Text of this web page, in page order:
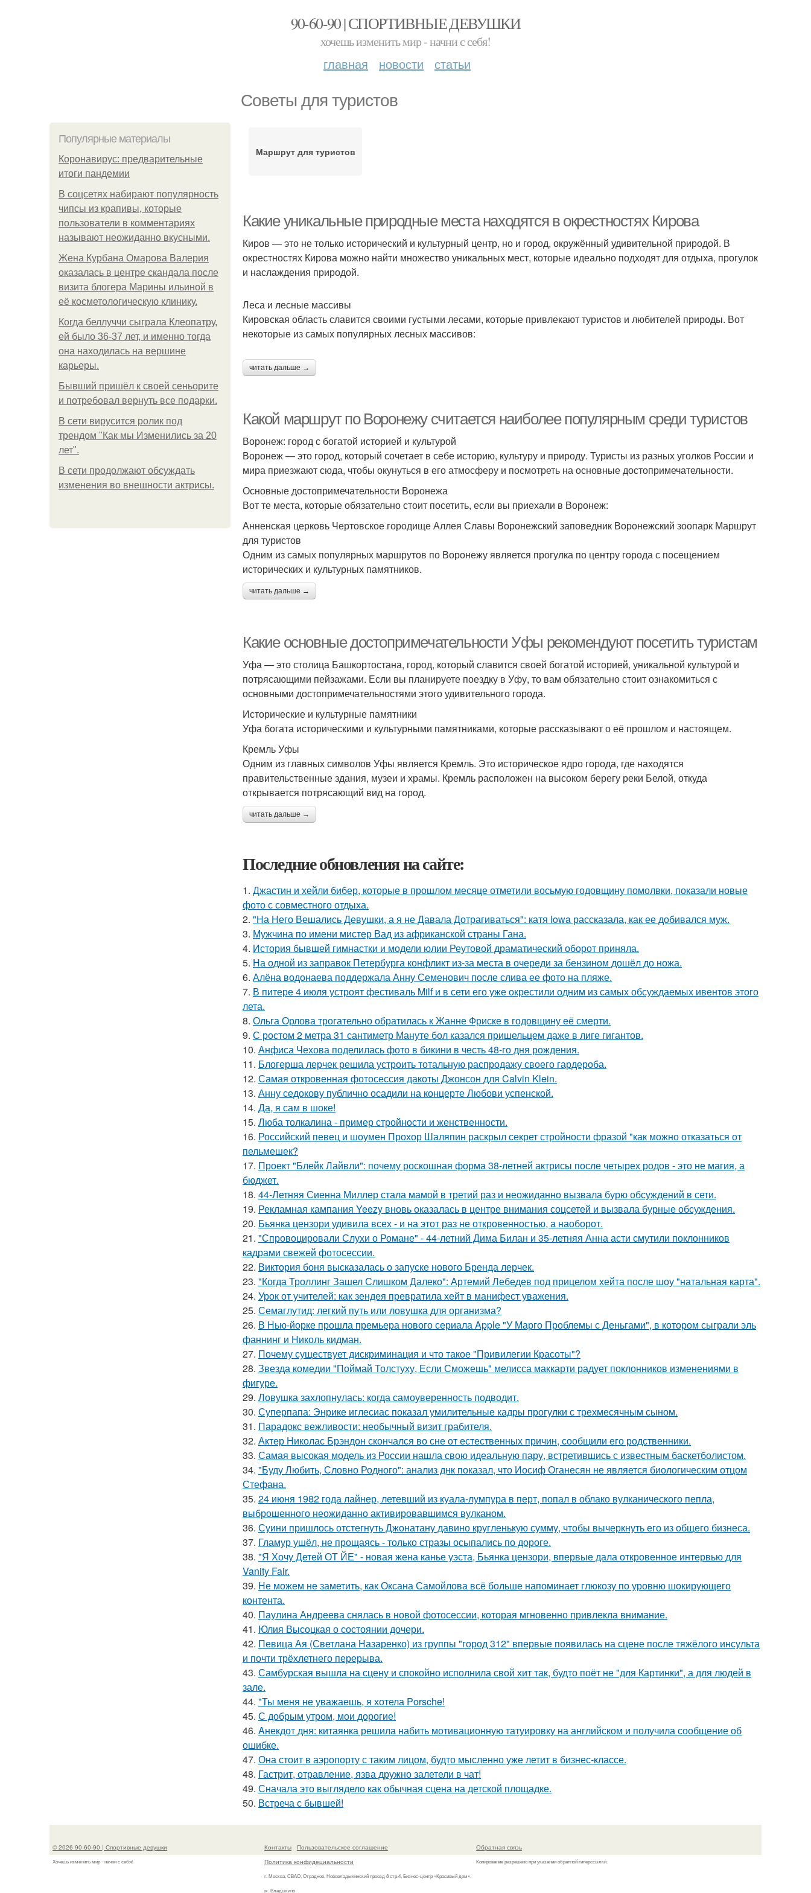
90-60-90 | СПОРТИВНЫЕ ДЕВУШКИ
хочешь изменить мир - начни с себя!
главная новости статьи
Советы для туристов
Популярные материалы
Коронавирус: предварительные
итоги пандемии
В соцсетях набирают популярность
чипсы из крапивы, которые
пользователи в комментариях
называют неожиданно вкусными.
Жена Курбана Омарова Валерия
оказалась в центре скандала после
визита блогера Марины ильиной в
её косметологическую клинику.
Когда беллуччи сыграла Клеопатру,
ей было 36-37 лет, и именно тогда
она находилась на вершине
карьеры.
Бывший пришёл к своей сеньорите
и потребовал вернуть все подарки.
В сети вирусится ролик под
трендом "Как мы Изменились за 20
лет".
В сети продолжают обсуждать
изменения во внешности актрисы.
Маршрут для туристов
Какие уникальные природные места находятся в окрестностях Кирова
Киров — это не только исторический и культурный центр, но и город, окружённый удивительной природой. В
окрестностях Кирова можно найти множество уникальных мест, которые идеально подходят для отдыха, прогулок
и наслаждения природой.
Леса и лесные массивы
Кировская область славится своими густыми лесами, которые привлекают туристов и любителей природы. Вот
некоторые из самых популярных лесных массивов:
читать дальше →
Какой маршрут по Воронежу считается наиболее популярным среди туристов
Воронеж: город с богатой историей и культурой
Воронеж — это город, который сочетает в себе историю, культуру и природу. Туристы из разных уголков России и
мира приезжают сюда, чтобы окунуться в его атмосферу и посмотреть на основные достопримечательности.
Основные достопримечательности Воронежа
Вот те места, которые обязательно стоит посетить, если вы приехали в Воронеж:
Анненская церковь Чертовское городище Аллея Славы Воронежский заповедник Воронежский зоопарк Маршрут
для туристов
Одним из самых популярных маршрутов по Воронежу является прогулка по центру города с посещением
исторических и культурных памятников.
читать дальше →
Какие основные достопримечательности Уфы рекомендуют посетить туристам
Уфа — это столица Башкортостана, город, который славится своей богатой историей, уникальной культурой и
потрясающими пейзажами. Если вы планируете поездку в Уфу, то вам обязательно стоит ознакомиться с
основными достопримечательностями этого удивительного города.
Исторические и культурные памятники
Уфа богата историческими и культурными памятниками, которые рассказывают о её прошлом и настоящем.
Кремль Уфы
Одним из главных символов Уфы является Кремль. Это историческое ядро города, где находятся
правительственные здания, музеи и храмы. Кремль расположен на высоком берегу реки Белой, откуда
открывается потрясающий вид на город.
читать дальше →
Последние обновления на сайте:
1. Джастин и хейли бибер, которые в прошлом месяце отметили восьмую годовщину помолвки, показали новые
фото с совместного отдыха.
2. "На Него Вешались Девушки, а я не Давала Дотрагиваться": катя Iowa рассказала, как ее добивался муж.
3. Мужчина по имени мистер Вад из африканской страны Гана.
4. История бывшей гимнастки и модели юлии Реутовой драматический оборот приняла.
5. На одной из заправок Петербурга конфликт из-за места в очереди за бензином дошёл до ножа.
6. Алёна водонаева поддержала Анну Семенович после слива ее фото на пляже.
7. В питере 4 июля устроят фестиваль Milf и в сети его уже окрестили одним из самых обсуждаемых ивентов этого
лета.
8. Ольга Орлова трогательно обратилась к Жанне Фриске в годовщину её смерти.
9. С ростом 2 метра 31 сантиметр Мануте бол казался пришельцем даже в лиге гигантов.
10. Анфиса Чехова поделилась фото в бикини в честь 48-го дня рождения.
11. Блогерша лерчек решила устроить тотальную распродажу своего гардероба.
12. Самая откровенная фотосессия дакоты Джонсон для Calvin Klein.
13. Анну седокову публично осадили на концерте Любови успенской.
14. Да, я сам в шоке!
15. Люба толкалина - пример стройности и женственности.
16. Российский певец и шоумен Прохор Шаляпин раскрыл секрет стройности фразой "как можно отказаться от
пельмешек?
17. Проект "Блейк Лайвли": почему роскошная форма 38-летней актрисы после четырех родов - это не магия, а
бюджет.
18. 44-Летняя Сиенна Миллер стала мамой в третий раз и неожиданно вызвала бурю обсуждений в сети.
19. Рекламная кампания Yeezy вновь оказалась в центре внимания соцсетей и вызвала бурные обсуждения.
20. Бьянка цензори удивила всех - и на этот раз не откровенностью, а наоборот.
21. "Спровоцировали Слухи о Романе" - 44-летний Дима Билан и 35-летняя Анна асти смутили поклонников
кадрами свежей фотосессии.
22. Виктория боня высказалась о запуске нового Бренда лерчек.
23. "Когда Троллинг Зашел Слишком Далеко": Артемий Лебедев под прицелом хейта после шоу "натальная карта".
24. Урок от учителей: как зендея превратила хейт в манифест уважения.
25. Семаглутид: легкий путь или ловушка для организма?
26. В Нью-йорке прошла премьера нового сериала Apple "У Марго Проблемы с Деньгами", в котором сыграли эль
фаннинг и Николь кидман.
27. Почему существует дискриминация и что такое "Привилегии Красоты"?
28. Звезда комедии "Поймай Толстуху, Если Сможешь" мелисса маккарти радует поклонников изменениями в
фигуре.
29. Ловушка захлопнулась: когда самоуверенность подводит.
30. Суперпапа: Энрике иглесиас показал умилительные кадры прогулки с трехмесячным сыном.
31. Парадокс вежливости: необычный визит грабителя.
32. Актер Николас Брэндон скончался во сне от естественных причин, сообщили его родственники.
33. Самая высокая модель из России нашла свою идеальную пару, встретившись с известным баскетболистом.
34. "Буду Любить, Словно Родного": анализ днк показал, что Иосиф Оганесян не является биологическим отцом
Стефана.
35. 24 июня 1982 года лайнер, летевший из куала-лумпура в перт, попал в облако вулканического пепла,
выброшенного неожиданно активировавшимся вулканом.
36. Суини пришлось отстегнуть Джонатану давино кругленькую сумму, чтобы вычеркнуть его из общего бизнеса.
37. Гламур ушёл, не прощаясь - только стразы осыпались по дороге.
38. "Я Хочу Детей ОТ ЙЕ" - новая жена канье уэста, Бьянка цензори, впервые дала откровенное интервью для
Vanity Fair.
39. Не можем не заметить, как Оксана Самойлова всё больше напоминает глюкозу по уровню шокирующего
контента.
40. Паулина Андреева снялась в новой фотосессии, которая мгновенно привлекла внимание.
41. Юлия Высоцкая о состоянии дочери.
42. Певица Ая (Светлана Назаренко) из группы "город 312" впервые появилась на сцене после тяжёлого инсульта
и почти трёхлетнего перерыва.
43. Самбурская вышла на сцену и спокойно исполнила свой хит так, будто поёт не "для Картинки", а для людей в
зале.
44. "Ты меня не уважаешь, я хотела Porsche!
45. С добрым утром, мои дорогие!
46. Aнекдот дня: китаянка решила набить мотивационную татуировку на английском и получила сообщение об
ошибке.
47. Она стоит в аэропорту с таким лицом, будто мысленно уже летит в бизнес-классе.
48. Гастрит, отравление, язва дружно залетели в чат!
49. Сначала это выглядело как обычная сцена на детской площадке.
50. Встреча с бывшей!
© 2026 90-60-90 | Спортивные девушки
Хочешь изменить мир - начни с себя!
Контакты
Пользовательское соглашение
Политика конфидециальности
г. Москва, СВАО, Отрадное, Нововладыкинский проезд 8 стр.4, Бизнес-центр «Красивый дом»,
м. Владыкино
Обратная связь
Копирование разрешено при указании обратной гиперссылки.